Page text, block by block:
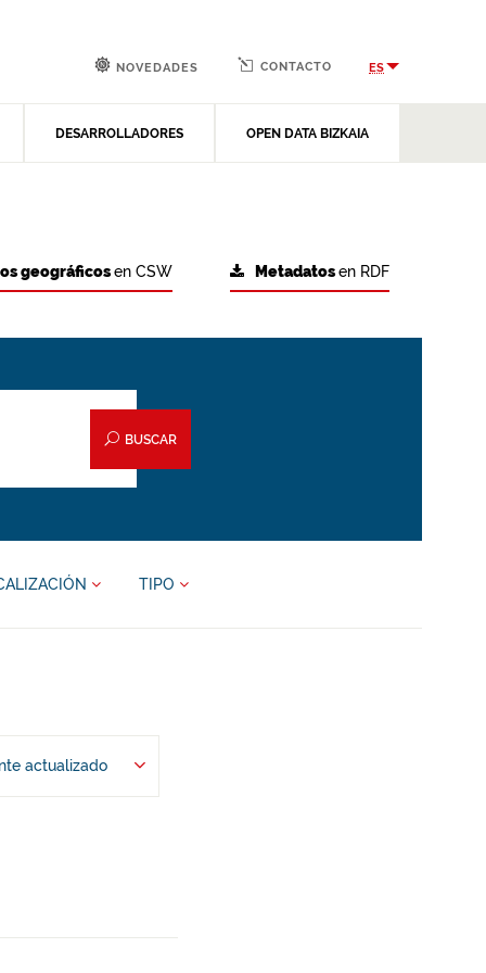
DESARROLLADORES OPEN DATA BIZKAIA
NOVEDADES CONTACTO ES
Metadatosen RDF
geográficosen CSW
BUSCAR
TIPO
actualizado